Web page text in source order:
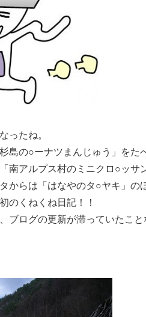
ったね。
島の○ーナツまんじゅう」をた
南アルプス村のミニクロ○ッサ
からは「はなやのタ○ヤキ」の
のくねくね日記！！
ブログの更新が滞っていたこ